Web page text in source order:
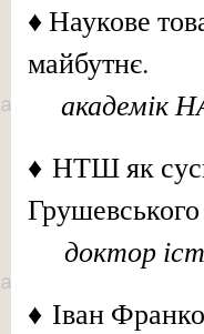
♦ Наукове
майбутнє.
академік
♦ НТШ як
Грушевського
доктор
♦ Іван